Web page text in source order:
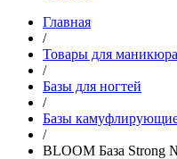
Главная
/
Товары для маникюра
/
Базы для ногтей
/
Базы
/
BLOOM База Strong